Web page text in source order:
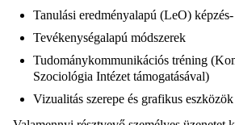
Tanulási eredményalapú (LeO)
Tevékenységalapú módszerek
Tudománykommunikációs tréning
Szociológia Intézet támogatásával)
Vizualitás szerepe és grafikus